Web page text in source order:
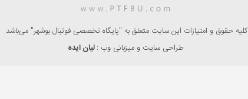
کلیه حقوق و امتیازات این سایت متعلق به "پایگاه تخصصی فوتبال بوشهر" می‌باشد.
طراحی سایت و میزبانی وب :لیان ایده